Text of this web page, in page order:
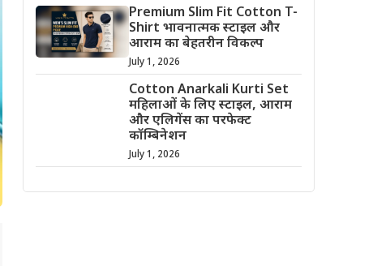
Premium Slim Fit Cotton T-
Shirt भावनात्मक स्टाइल और
आराम का बेहतरीन विकल्प
July 1, 2026
Cotton Anarkali Kurti Set
महिलाओं के लिए स्टाइल, आराम
और एलिगेंस का परफेक्ट
कॉम्बिनेशन
July 1, 2026